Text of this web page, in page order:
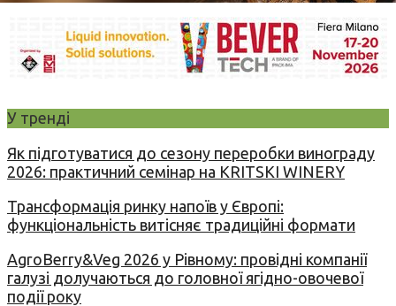
У тренді
Як підготуватися до сезону переробки винограду
2026: практичний семінар на KRITSKI WINERY
Трансформація ринку напоїв у Європі:
функціональність витісняє традиційні формати
AgroBerry&Veg 2026 у Рівному: провідні компанії
галузі долучаються до головної ягідно-овочевої
події року